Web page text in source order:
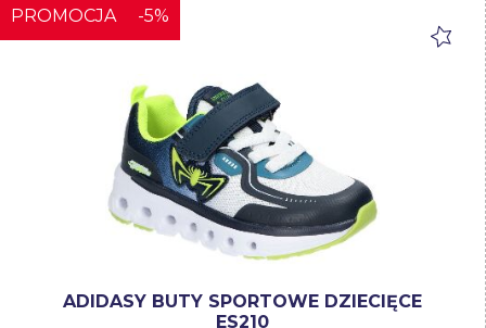
PROMOCJA -5%
ADIDASY BUTY SPORTOWE DZIECIĘCE
ES210